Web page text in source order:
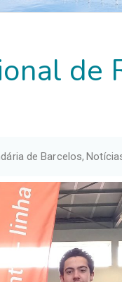
de
de Barcelos,